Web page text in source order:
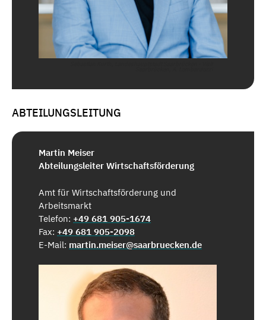
ABTEILUNGSLEITUNG
Martin Meiser
Abteilungsleiter Wirtschaftsförderung
Amt für Wirtschaftsförderung und
Arbeitsmarkt
Telefon: +49 681 905-1674
Fax: +49 681 905-2098
E-Mail: martin.meiser@saarbruecken.de